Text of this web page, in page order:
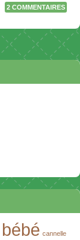
2 COMMENTAIRES
bébé cannelle